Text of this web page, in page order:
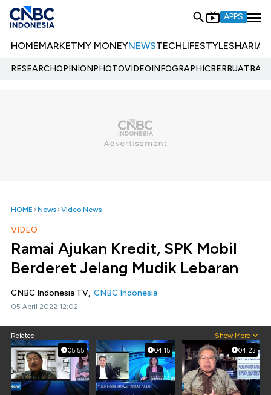
APPS
HOMEMARKETMY MONEYNEWSTECHLIFESTYLESHARIA
RESEARCHOPINIONPHOTOVIDEOINFOGRAPHIC
HOME News Video News
VIDEO
Ramai Ajukan Kredit, SPK Mobil
Berderet Jelang Mudik Lebaran
CNBC Indonesia TV, CNBC Indonesia
05 April 2022 12:02
Related Show More
05:55 04:15 04:23